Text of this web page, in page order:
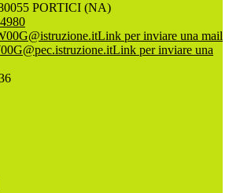
PORTICI (NA)
Link per inviare una mail
Link per inviare una